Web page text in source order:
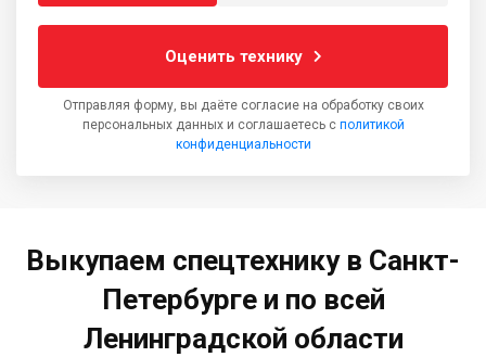
Оценить технику
Отправляя форму, вы даёте согласие на обработку своих
персональных данных и соглашаетесь с политикой
конфиденциальности
Выкупаем спецтехнику в Санкт-
Петербурге и по всей
Ленинградской области